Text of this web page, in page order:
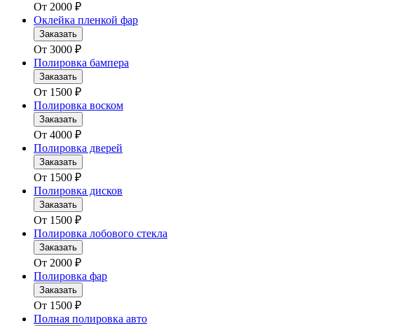
От 2000 ₽
Оклейка пленкой фар
Заказать
От 3000 ₽
Полировка бампера
Заказать
От 1500 ₽
Полировка воском
Заказать
От 4000 ₽
Полировка дверей
Заказать
От 1500 ₽
Полировка дисков
Заказать
От 1500 ₽
Полировка лобового стекла
Заказать
От 2000 ₽
Полировка фар
Заказать
От 1500 ₽
Полная полировка авто